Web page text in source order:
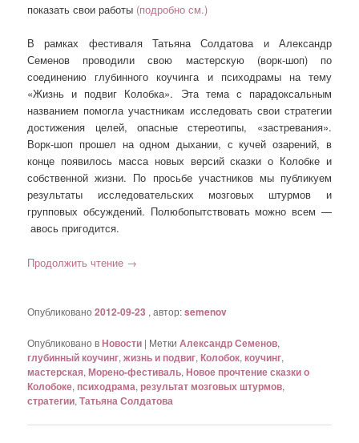
показать свои работы (подробно см.)
В рамках фестиваля Татьяна Солдатова и Александр
Семенов проводили свою мастерскую (ворк-шоп) по
соединению глубинного коучинга и психодрамы на тему
«Жизнь и подвиг Колобка». Эта тема с парадоксальным
названием помогла участникам исследовать свои стратегии
достижения целей, опасные стереотипы, «застревания».
Ворк-шоп прошел на одном дыхании, с кучей озарений, в
конце появилось масса новых версий сказки о Колобке и
собственной жизни. По просьбе участников мы публикуем
результаты исследовательских мозговых штурмов и
групповых обсуждений. Полюбопытствовать можно всем —
авось пригодится.
Продолжить чтение →
Опубликовано2012-09-23 , автор:semenov
Опубликовано вНовости | Метки Александр Семенов,
глубинный коучинг,жизнь и подвиг,Колобок,коучинг,
мастерская,Морено-фестиваль,Новое прочтение сказки о
Колобоке, психодрама,результат мозговых штурмов,
стратегии,Татьяна Солдатова